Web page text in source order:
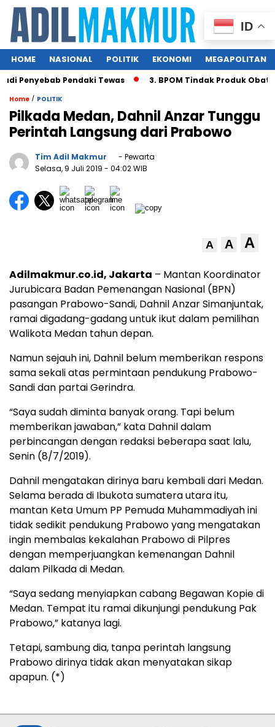
HOME NASIONAL POLITIK EKONOMI MEGAPOLITAN
Penyebab Pendaki Tewas 3. BPOM Tindak Produk Obat
Home / POLITIK
Pilkada Medan, Dahnil Anzar Tunggu
Perintah Langsung dari Prabowo
Tim Adil Makmur
- Pewarta
Selasa, 9 Juli 2019 - 04:02 WIB
A A A
Adilmakmur.co.id, Jakarta – Mantan Koordinator
Jurubicara Badan Pemenangan Nasional (BPN)
pasangan Prabowo-Sandi, Dahnil Anzar Simanjuntak,
ramai digadang-gadang untuk ikut dalam pemilihan
Walikota Medan tahun depan.
Namun sejauh ini, Dahnil belum memberikan respons
sama sekali atas permintaan pendukung Prabowo-
Sandi dan partai Gerindra.
“Saya sudah diminta banyak orang. Tapi belum
memberikan jawaban,” kata Dahnil dalam
perbincangan dengan redaksi beberapa saat lalu,
Senin (8/7/2019).
Dahnil mengatakan dirinya baru kembali dari Medan.
Selama berada di Ibukota sumatera utara itu,
mantan Keta Umum PP Pemuda Muhammadiyah ini
tidak sedikit pendukung Prabowo yang mengatakan
ingin membalas kekalahan Prabowo di Pilpres
dengan memperjuangkan kemenangan Dahnil
dalam Pilkada di Medan.
“Saya sedang menyiapkan cabang Begawan Kopie di
Medan. Tempat itu ramai dikunjungi pendukung Pak
Prabowo,” katanya lagi.
Tetapi, sambung dia, tanpa perintah langsung
Prabowo dirinya tidak akan menyatakan sikap
apapun. (*)
ID